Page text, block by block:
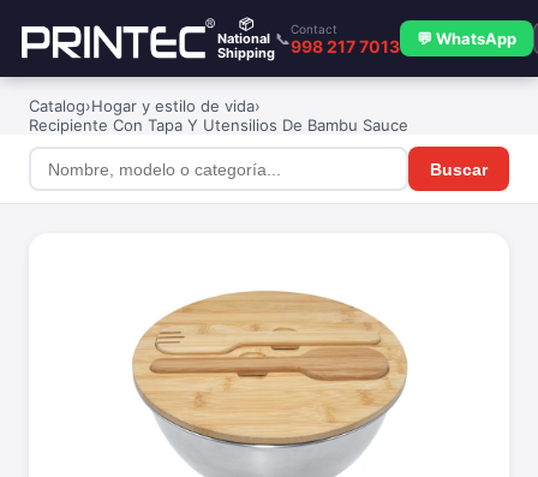
📦
National
Shipping
📞
Contact
998 217 7013 💬 WhatsApp
Catalog›Hogar y estilo de vida›
Recipiente Con Tapa Y Utensilios De Bambu Sauce
Buscar